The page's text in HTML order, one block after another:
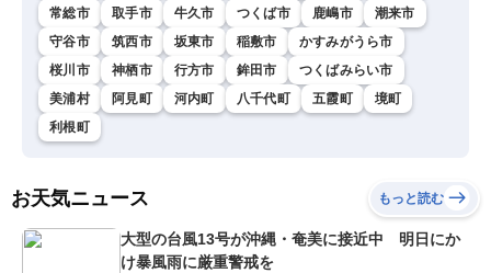
常総市 取手市 牛久市 つくば市 鹿嶋市
潮来市
守谷市
筑西市 坂東市 稲敷市
かすみがうら市
桜川市
神栖市 行方市 鉾田市
つくばみらい市
美浦村
阿見町 河内町 八千代町 五霞町
境町
利根町
お天気ニュース もっと読む
大型の台風13号が沖縄・奄美に接近中 明日にか
け暴風雨に厳重警戒を